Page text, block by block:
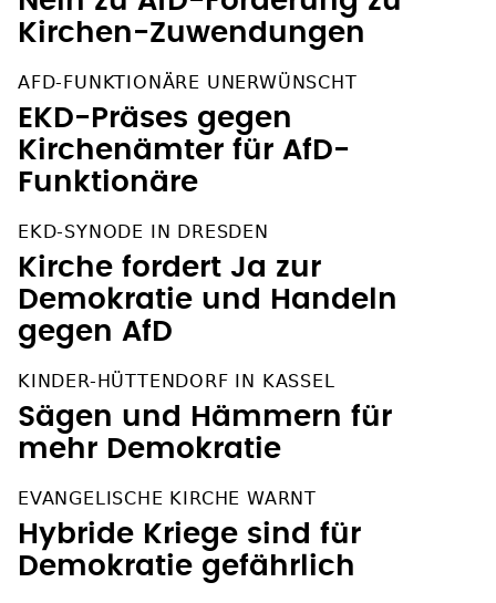
Kirchen-Zuwendungen
AFD-FUNKTIONÄRE UNERWÜNSCHT
EKD-Präses gegen
Kirchenämter für AfD-
Funktionäre
EKD-SYNODE IN DRESDEN
Kirche fordert Ja zur
Demokratie und Handeln
gegen AfD
KINDER-HÜTTENDORF IN KASSEL
Sägen und Hämmern für
mehr Demokratie
EVANGELISCHE KIRCHE WARNT
Hybride Kriege sind für
Demokratie gefährlich